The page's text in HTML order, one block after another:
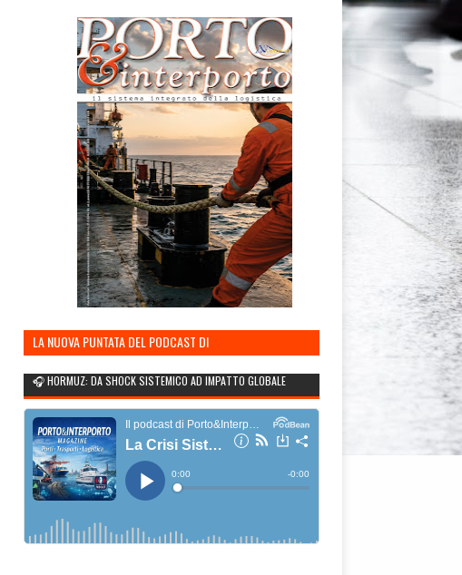
LA NUOVA PUNTATA DEL PODCAST DI
🎧 HORMUZ: DA SHOCK SISTEMICO AD IMPATTO GLOBALE